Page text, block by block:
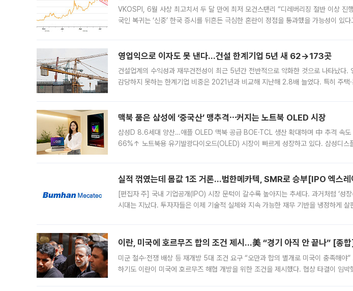
VKOSPI, 6월 사상 최고치서 두 달 만에 최저 모건스탠리 “디레버리징 절반 이상 진
국인 복귀는 ‘신중’ 한국 증시를 뒤흔든 극심한 혼란이 정점을 통과했을 가능성이 있
영업익으로 이자도 못 낸다…건설 한계기업 5년 새 62→173곳
건설업계의 수익성과 재무건전성이 최근 5년간 전반적으로 악화한 것으로 나타났다.
감당하지 못하는 한계기업 비중은 2021년과 비교해 지난해 2.8배 늘었다. 특히 주택
맥북 품은 삼성에 ‘중국산’ 맹추격⋯커지는 노트북 OLED 시장
삼성D 8.6세대 양산…애플 OLED 맥북 공급 BOE·TCL 생산 확대하며 中 추격 속
66%↑ 노트북용 유기발광다이오드(OLED) 시장이 빠르게 성장하고 있다. 삼성디스
실적 꺾였는데 몸값 1조 거론…범한메카텍, SMR로 승부[IPO 엑스레
[편집자 주] 국내 기업공개(IPO) 시장 문턱이 갈수록 높아지는 추세다. 과거처럼 ‘성
시대는 지났다. 투자자들은 이제 기술적 실체와 지속 가능한 재무 기반을 냉정하게 살
이란, 미국에 호르무즈 합의 조건 제시…美 “경기 아직 안 끝나” [종
미군 철수·전쟁 배상 등 재개방 5대 조건 요구 “오만과 합의 별개로 미국이 충족해야
하기도 이란이 미국에 호르무즈 해협 개방을 위한 조건을 제시했다. 협상 타결이 임박